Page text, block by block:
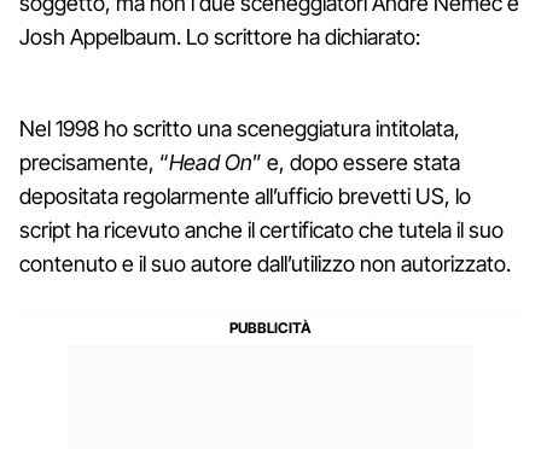
Josh Appelbaum. Lo scrittore ha dichiarato:
Nel 1998 ho scritto una sceneggiatura intitolata,
precisamente, “Head On” e, dopo essere stata
depositata regolarmente all’ufficio brevetti US, lo
script ha ricevuto anche il certificato che tutela il suo
contenuto e il suo autore dall’utilizzo non autorizzato.